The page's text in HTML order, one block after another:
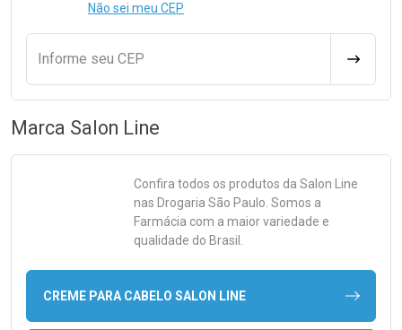
Não sei meu CEP
Informe seu CEP
Marca Salon Line
Confira todos os produtos da Salon Line
nas Drogaria São Paulo. Somos a
Farmácia com a maior variedade e
qualidade do Brasil.
CREME PARA CABELO SALON LINE